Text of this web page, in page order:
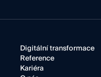
Digitální transformace
Reference
Kariéra